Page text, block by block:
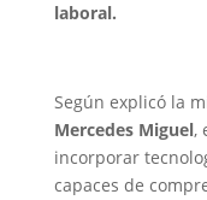
laboral.
Según explicó la
Mercedes Miguel,
incorporar
capaces de